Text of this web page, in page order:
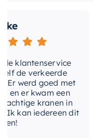
verkeerde
goed met
kwam een
kranen in
iedereen dit